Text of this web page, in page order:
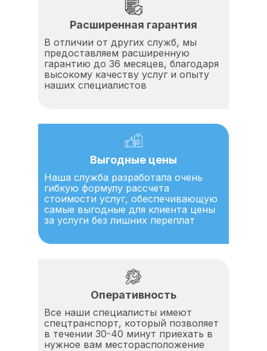
Расширенная гарантия
В отличии от других служб, мы
предоставляем расширенную
гарантию до 36 месяцев, благодаря
высокому качеству услуг и опыту
наших специалистов
Оперативность
Все наши специалисты имеют
спецтранспорт, который позволяет
в течении 30-40 минут приехать в
нужное вам месторасположение
Выгодные цены
Наша служба разработала очень
гибкую формулу рассчета
стоимости услуг, обеспечивающую
самые выгодные для клиента цены
за услуги без лишних переплат